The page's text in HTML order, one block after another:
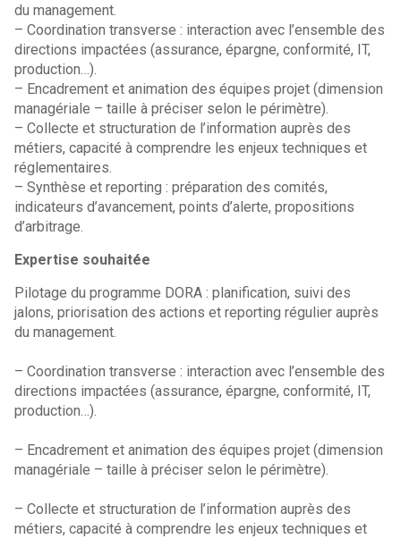
du management.
– Coordination transverse : interaction avec l’ensemble des
directions impactées (assurance, épargne, conformité, IT,
production…).
– Encadrement et animation des équipes projet (dimension
managériale – taille à préciser selon le périmètre).
– Collecte et structuration de l’information auprès des
métiers, capacité à comprendre les enjeux techniques et
réglementaires.
– Synthèse et reporting : préparation des comités,
indicateurs d’avancement, points d’alerte, propositions
d’arbitrage.
Expertise souhaitée
Pilotage du programme DORA : planification, suivi des
jalons, priorisation des actions et reporting régulier auprès
du management.
– Coordination transverse : interaction avec l’ensemble des
directions impactées (assurance, épargne, conformité, IT,
production…).
– Encadrement et animation des équipes projet (dimension
managériale – taille à préciser selon le périmètre).
– Collecte et structuration de l’information auprès des
métiers, capacité à comprendre les enjeux techniques et